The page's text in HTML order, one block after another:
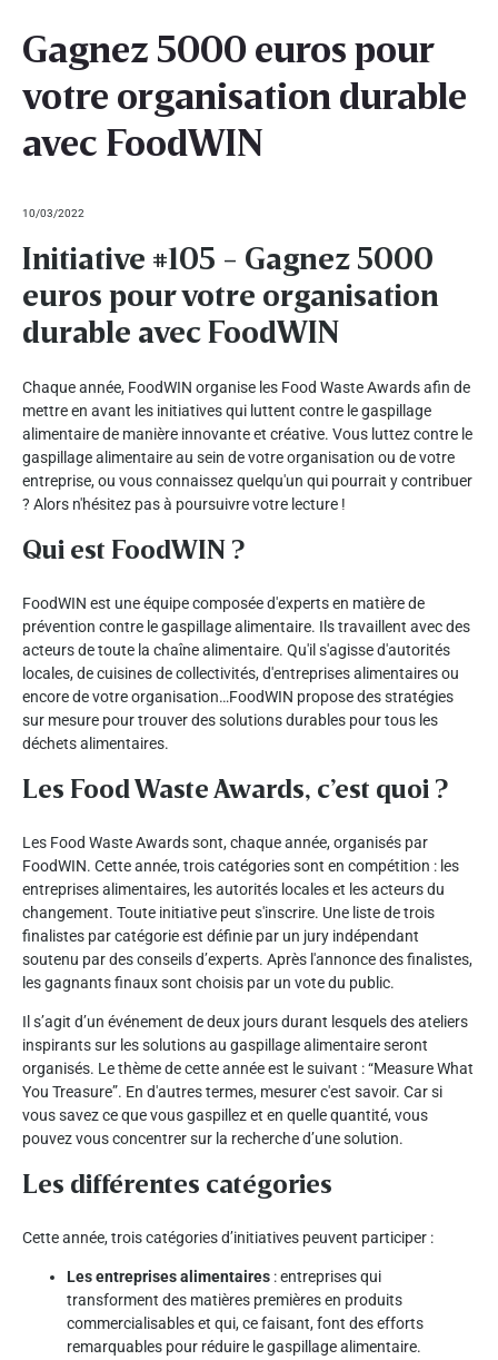
Gagnez 5000 euros pour
votre organisation durable
avec FoodWIN
10/03/2022
Initiative #105 - Gagnez 5000
euros pour votre organisation
durable avec FoodWIN
Chaque année, FoodWIN organise les Food Waste Awards afin de
mettre en avant les initiatives qui luttent contre le gaspillage
alimentaire de manière innovante et créative. Vous luttez contre le
gaspillage alimentaire au sein de votre organisation ou de votre
entreprise, ou vous connaissez quelqu'un qui pourrait y contribuer
? Alors n'hésitez pas à poursuivre votre lecture !
Qui est FoodWIN ?
FoodWIN est une équipe composée d'experts en matière de
prévention contre le gaspillage alimentaire. Ils travaillent avec des
acteurs de toute la chaîne alimentaire. Qu'il s'agisse d'autorités
locales, de cuisines de collectivités, d'entreprises alimentaires ou
encore de votre organisation…FoodWIN propose des stratégies
sur mesure pour trouver des solutions durables pour tous les
déchets alimentaires.
Les Food Waste Awards, c’est quoi ?
Les Food Waste Awards sont, chaque année, organisés par
FoodWIN. Cette année, trois catégories sont en compétition : les
entreprises alimentaires, les autorités locales et les acteurs du
changement. Toute initiative peut s'inscrire. Une liste de trois
finalistes par catégorie est définie par un jury indépendant
soutenu par des conseils d’experts. Après l'annonce des finalistes,
les gagnants finaux sont choisis par un vote du public.
Il s’agit d’un événement de deux jours durant lesquels des ateliers
inspirants sur les solutions au gaspillage alimentaire seront
organisés. Le thème de cette année est le suivant : “Measure What
You Treasure”. En d'autres termes, mesurer c'est savoir. Car si
vous savez ce que vous gaspillez et en quelle quantité, vous
pouvez vous concentrer sur la recherche d’une solution.
Les différentes catégories
Cette année, trois catégories d’initiatives peuvent participer :
Les entreprises alimentaires : entreprises qui
transforment des matières premières en produits
commercialisables et qui, ce faisant, font des efforts
remarquables pour réduire le gaspillage alimentaire.